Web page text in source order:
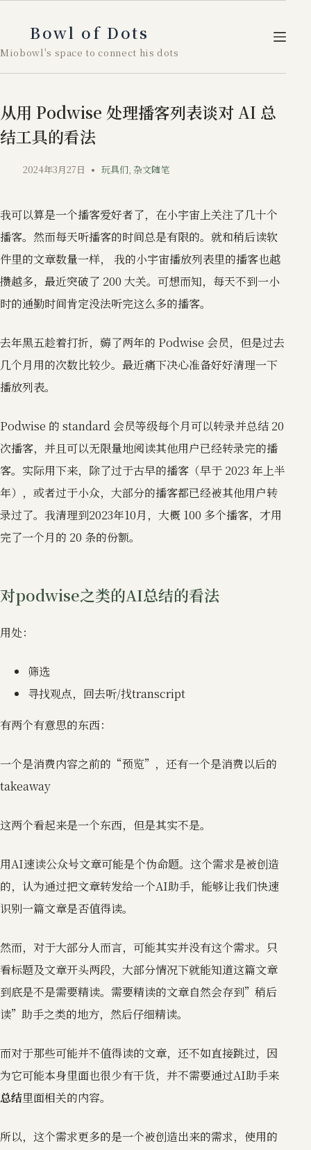
容
Bowl of Dots
Miobowl's space to connect his dots
从用 Podwise 处理播客列表谈对 AI 总
结工具的看法
2024年3月27日 玩具们, 杂文随笔
我可以算是一个播客爱好者了，在小宇宙上关注了几十个
播客。然而每天听播客的时间总是有限的。就和稍后读软
件里的文章数量一样， 我的小宇宙播放列表里的播客也越
攒越多，最近突破了 200 大关。可想而知，每天不到一小
时的通勤时间肯定没法听完这么多的播客。
去年黑五趁着打折，薅了两年的 Podwise 会员，但是过去
几个月用的次数比较少。最近痛下决心准备好好清理一下
播放列表。
Podwise 的 standard 会员等级每个月可以转录并总结 20
次播客，并且可以无限量地阅读其他用户已经转录完的播
客。实际用下来，除了过于古早的播客（早于 2023 年上半
年），或者过于小众，大部分的播客都已经被其他用户转
录过了。我清理到2023年10月，大概 100 多个播客，才用
完了一个月的 20 条的份额。
对podwise之类的AI总结的看法
用处：
筛选
寻找观点，回去听/找transcript
有两个有意思的东西：
一个是消费内容之前的“预览”，还有一个是消费以后的
takeaway
这两个看起来是一个东西，但是其实不是。
用AI速读公众号文章可能是个伪命题。这个需求是被创造
的，认为通过把文章转发给一个AI助手，能够让我们快速
识别一篇文章是否值得读。
然而，对于大部分人而言，可能其实并没有这个需求。只
看标题及文章开头两段，大部分情况下就能知道这篇文章
到底是不是需要精读。需要精读的文章自然会存到”稍后
读”助手之类的地方，然后仔细精读。
而对于那些可能并不值得读的文章，还不如直接跳过，因
为它可能本身里面也很少有干货，并不需要通过AI助手来
总结里面相关的内容。
所以，这个需求更多的是一个被创造出来的需求，使用的